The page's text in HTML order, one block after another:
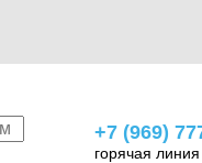
+7 (969)
горячая линия